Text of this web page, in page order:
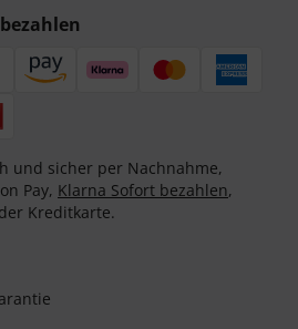
und sicher per Nachnahme,
Pay, Klarna Sofort bezahlen,
Kreditkarte.